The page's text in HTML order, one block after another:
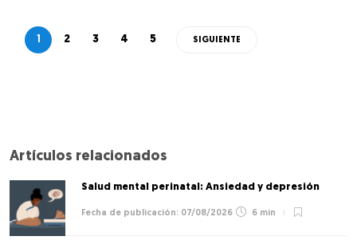
1 2 3 4 5 SIGUIENTE
Artículos relacionados
Salud mental perinatal: Ansiedad y depresión
07/08/2026 6 min